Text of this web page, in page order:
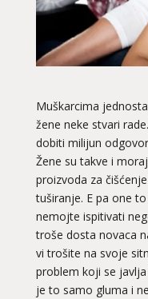
Muškarcima
žene neke stvari
dobiti milijun
Žene su takve i
proizvoda za
tuširanje. E pa one
nemojte ispitivati
troše dosta novaca
vi trošite na svoje
problem koji se
je to samo gluma i